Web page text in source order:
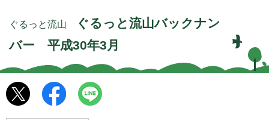
ぐるっと流山
ぐるっと流山バックナン
バー 平成30年3月